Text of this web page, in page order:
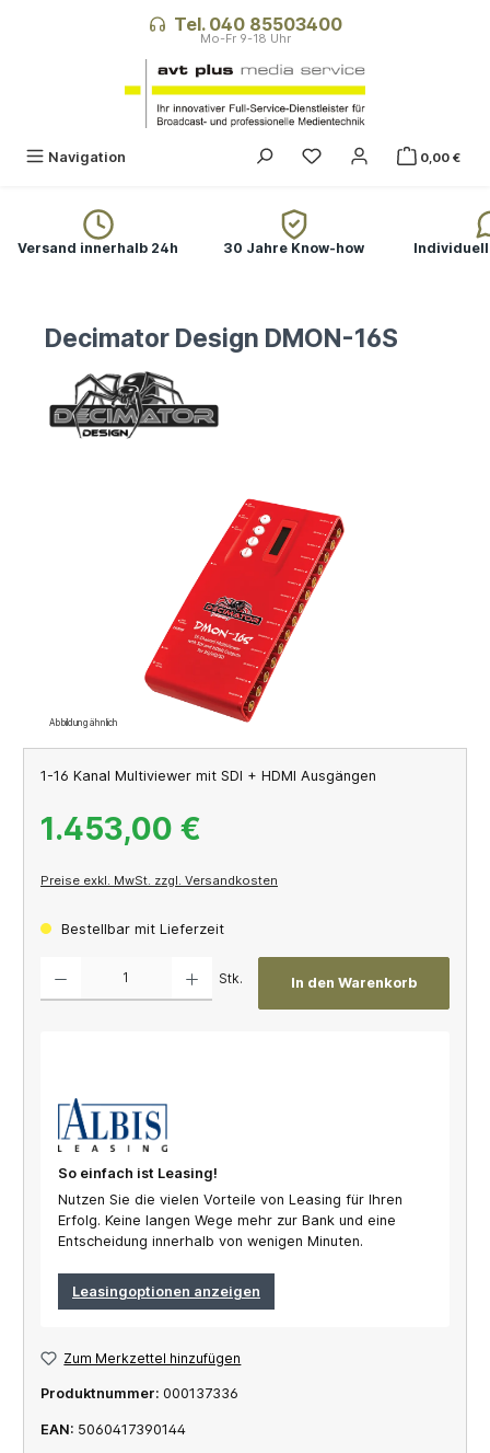
Tel. 040 85503400
Navigation 0,00 €
Versand innerhalb 24h 30 Jahre Know-how
Decimator Design DMON-16S
Abbildung ähnlich
1-16 Kanal Multiviewer mit SDI + HDMI Ausgängen
1.453,00 €
Preise exkl. MwSt. zzgl. Versandkosten
Bestellbar mit Lieferzeit
Stk. In den Warenkorb
So einfach ist Leasing!
Nutzen Sie die vielen Vorteile von Leasing für Ihren
Erfolg. Keine langen Wege mehr zur Bank und eine
Entscheidung innerhalb von wenigen Minuten.
Leasingoptionen anzeigen
Zum Merkzettel hinzufügen
Produktnummer: 000137336
EAN: 5060417390144